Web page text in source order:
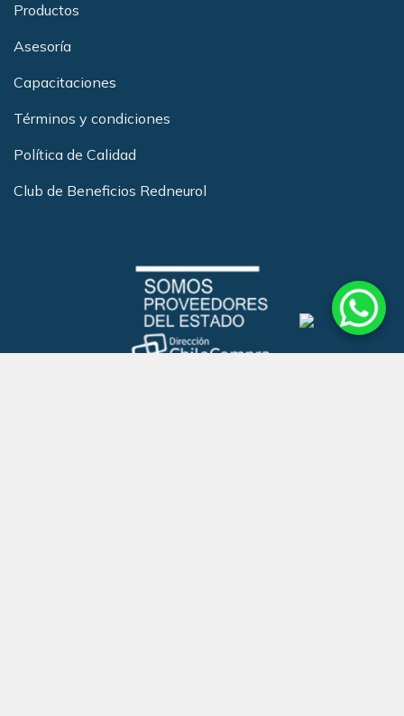
Productos
Asesoría
Capacitaciones
Términos y condiciones
Política de Calidad
Club de Beneficios Redneurol